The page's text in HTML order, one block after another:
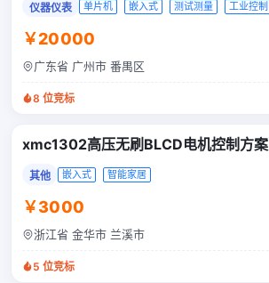
仪器仪表 单片机 嵌入式 测试测量 工业控制
￥20000
广东省 广州市 番禺区
8 位竞标
xmc1302高压无刷BLCD电机控制方案
其他 嵌入式 智能家居
￥3000
浙江省 金华市 兰溪市
5 位竞标